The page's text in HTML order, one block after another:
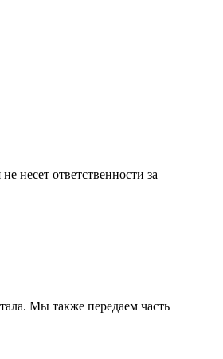
ответственности за
Мы также передаем часть